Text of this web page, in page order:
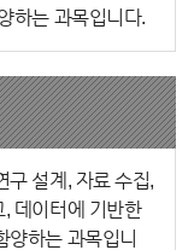
하는 과목입니다.
구 설계, 자료 수집,
데이터에 기반한
양하는 과목입니